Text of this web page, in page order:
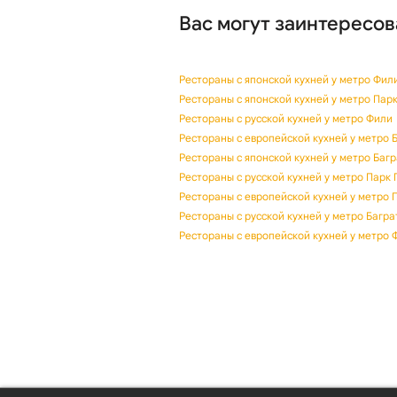
Вас могут
Рестораны с японской кухней у метро
Рестораны с японской кухней у метро
Рестораны с русской кухней у метро Фили
Рестораны с европейской кухней у метро
Рестораны с японской кухней у метро
Рестораны с русской кухней у метро Парк
Рестораны с европейской кухней у метро
Рестораны с русской кухней у метро
Рестораны с европейской кухней у метро